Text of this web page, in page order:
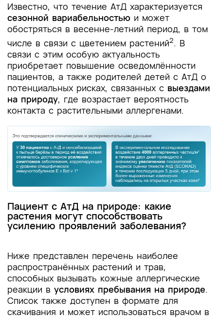
Известно, что течение АтД характеризуется
сезонной вариабельностью и может
обостряться в весенне-летний период, в том
числе в связи с цветением растений2. В
связи с этим особую актуальность
приобретает повышение осведомлённости
пациентов, а также родителей детей с АтД о
потенциальных рисках, связанных с выездами
на природу, где возрастает вероятность
контакта с растительными аллергенами.
Пациент с АтД на природе: какие
растения могут способствовать
усилению проявлений заболевания?
Ниже представлен перечень наиболее
распространённых растений и трав,
способных вызывать кожные аллергические
реакции в условиях пребывания на природе.
Список также доступен в формате для
скачивания и может использоваться врачом в